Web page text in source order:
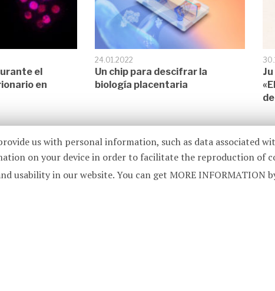
el
en
24.01.2022
Un chip para descifrar la
biología placentaria
us with personal information, such as data associated
on your device in order to facilitate the reproduction
usability in our website. You can get MORE INFORMATION